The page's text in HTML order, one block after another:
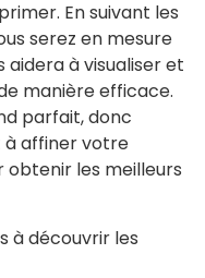
En suivant les
serez en mesure
à visualiser et
manière efficace.
parfait, donc
à affiner votre
les meilleurs
à découvrir les